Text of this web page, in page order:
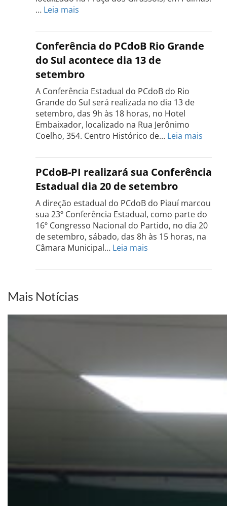
… Leia mais
Estadual
do
PCdoB
Tocantins
será
realizada
dia
18
de
setembro
Conferência do PCdoB Rio Grande
do Sul acontece dia 13 de
setembro
A Conferência Estadual do PCdoB do Rio
Grande do Sul será realizada no dia 13 de
setembro, das 9h às 18 horas, no Hotel
Embaixador, localizado na Rua Jerônimo
Coelho, 354. Centro Histórico de… Leia mais
do
PCdoB
Rio
do
Sul
dia
PCdoB-PI realizará sua Conferência
Estadual dia 20 de setembro
A direção estadual do PCdoB do Piauí marcou
sua 23º Conferência Estadual, como parte do
16º Congresso Nacional do Partido, no dia 20
de setembro, sábado, das 8h às 15 horas, na
Câmara Municipal… Leia mais
PI
Estadual
Mais Notícias